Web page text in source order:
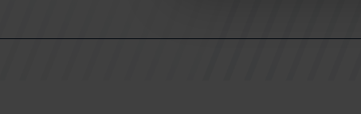
CLUB